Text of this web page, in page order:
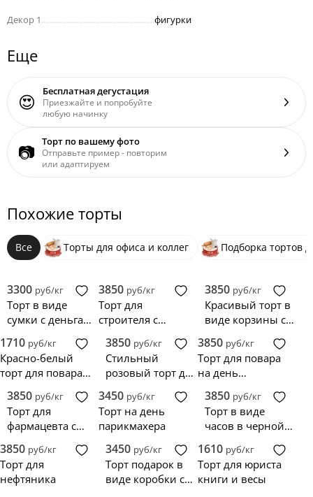
Декор 1 фигурки
Еще
😍 Бесплатная дегустация
Приезжайте и попробуйте
любую начинку
📷 Торт по вашему фото
Отправьте пример - повторим
или адаптируем
Похожие торты
Все Торты для офиса и коллег Подборка тортов
3300 руб/кг
Торт в виде
сумки с деньгами
3850 руб/кг
Торт для
строителя с
недостроенной
стеной
3850 руб/кг
Красивый торт в
виде корзины с
вином для
юриста
1710 руб/кг
Красно-белый
торт для повара с
3850 руб/кг
Стильный
розовый торт для
3850 руб/кг
Торт для повара
на день
3850 руб/кг
Торт для
фармацевта с
надписью
3450 руб/кг
Торт на день
парикмахера
3850 руб/кг
Торт в виде
часов в черной
3850 руб/кг
Торт для
нефтяника
3450 руб/кг
Торт подарок в
виде коробки с
1610 руб/кг
Торт для юриста
книги и весы